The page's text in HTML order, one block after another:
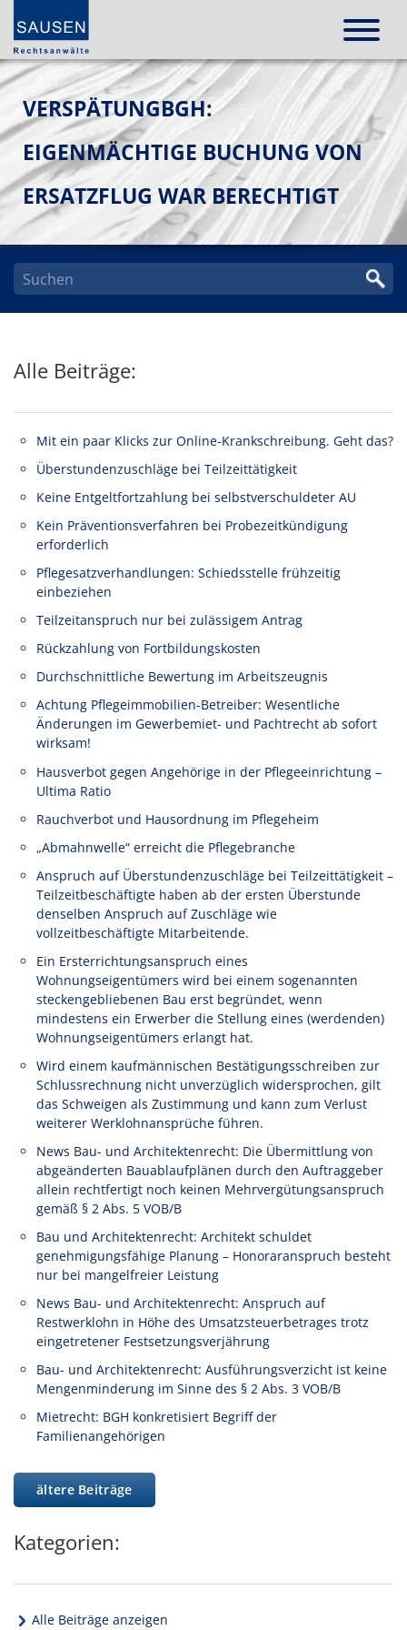
VERSPÄTUNGBGH:
EIGENMÄCHTIGE BUCHUNG VON
ERSATZFLUG WAR BERECHTIGT
Alle Beiträge:
Mit ein paar Klicks zur Online-Krankschreibung. Geht das?
Überstundenzuschläge bei Teilzeittätigkeit
Keine Entgeltfortzahlung bei selbstverschuldeter AU
Kein Präventionsverfahren bei Probezeitkündigung
erforderlich
Pflegesatzverhandlungen: Schiedsstelle frühzeitig
einbeziehen
Teilzeitanspruch nur bei zulässigem Antrag
Rückzahlung von Fortbildungskosten
Durchschnittliche Bewertung im Arbeitszeugnis
Achtung Pflegeimmobilien-Betreiber: Wesentliche
Änderungen im Gewerbemiet- und Pachtrecht ab sofort
wirksam!
Hausverbot gegen Angehörige in der Pflegeeinrichtung –
Ultima Ratio
Rauchverbot und Hausordnung im Pflegeheim
„Abmahnwelle“ erreicht die Pflegebranche
Anspruch auf Überstundenzuschläge bei Teilzeittätigkeit –
Teilzeitbeschäftigte haben ab der ersten Überstunde
denselben Anspruch auf Zuschläge wie
vollzeitbeschäftigte Mitarbeitende.
Ein Ersterrichtungsanspruch eines
Wohnungseigentümers wird bei einem sogenannten
steckengebliebenen Bau erst begründet, wenn
mindestens ein Erwerber die Stellung eines (werdenden)
Wohnungseigentümers erlangt hat.
Wird einem kaufmännischen Bestätigungsschreiben zur
Schlussrechnung nicht unverzüglich widersprochen, gilt
das Schweigen als Zustimmung und kann zum Verlust
weiterer Werklohnansprüche führen.
News Bau- und Architektenrecht: Die Übermittlung von
abgeänderten Bauablaufplänen durch den Auftraggeber
allein rechtfertigt noch keinen Mehrvergütungsanspruch
gemäß § 2 Abs. 5 VOB/B
Bau und Architektenrecht: Architekt schuldet
genehmigungsfähige Planung – Honoraranspruch besteht
nur bei mangelfreier Leistung
News Bau- und Architektenrecht: Anspruch auf
Restwerklohn in Höhe des Umsatzsteuerbetrages trotz
eingetretener Festsetzungsverjährung
Bau- und Architektenrecht: Ausführungsverzicht ist keine
Mengenminderung im Sinne des § 2 Abs. 3 VOB/B
Mietrecht: BGH konkretisiert Begriff der
Familienangehörigen
ältere Beiträge
Kategorien:
Alle Beiträge anzeigen